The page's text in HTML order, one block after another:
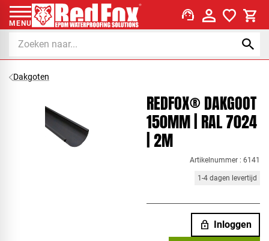
MENU support_agent
Dakgoten
REDFOX® DAKGOOT
150MM | RAL 7024
| 2M
Artikelnummer : 6141
1-4 dagen levertijd
lock Inloggen